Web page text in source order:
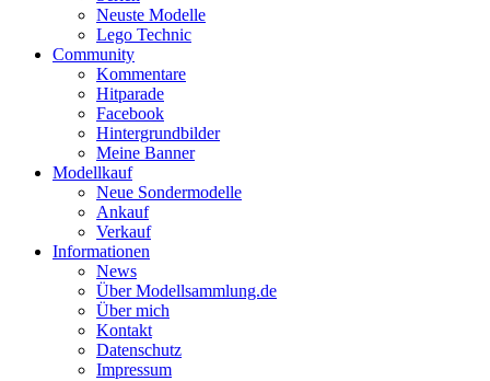
Neuste Modelle
Lego Technic
Community
Kommentare
Hitparade
Facebook
Hintergrundbilder
Meine Banner
Modellkauf
Neue Sondermodelle
Ankauf
Verkauf
Informationen
News
Über Modellsammlung.de
Über mich
Kontakt
Datenschutz
Impressum